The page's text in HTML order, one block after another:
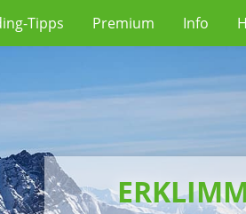
Tipps Premium Info